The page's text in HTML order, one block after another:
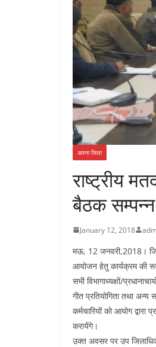
अपना जिला
राष्ट्रीय
बैठक सम्पन्न
January 12, 2018
मऊ, 12 जनवरी,2018।
आयोजन हेतु कार्यक्रम की
सभी विभागाध्यक्षों/
गीत प्रतियोगिता तथा अन्य
कर्मचारियों को आयोग
करायेंगे।
उक्त अवसर पर उप